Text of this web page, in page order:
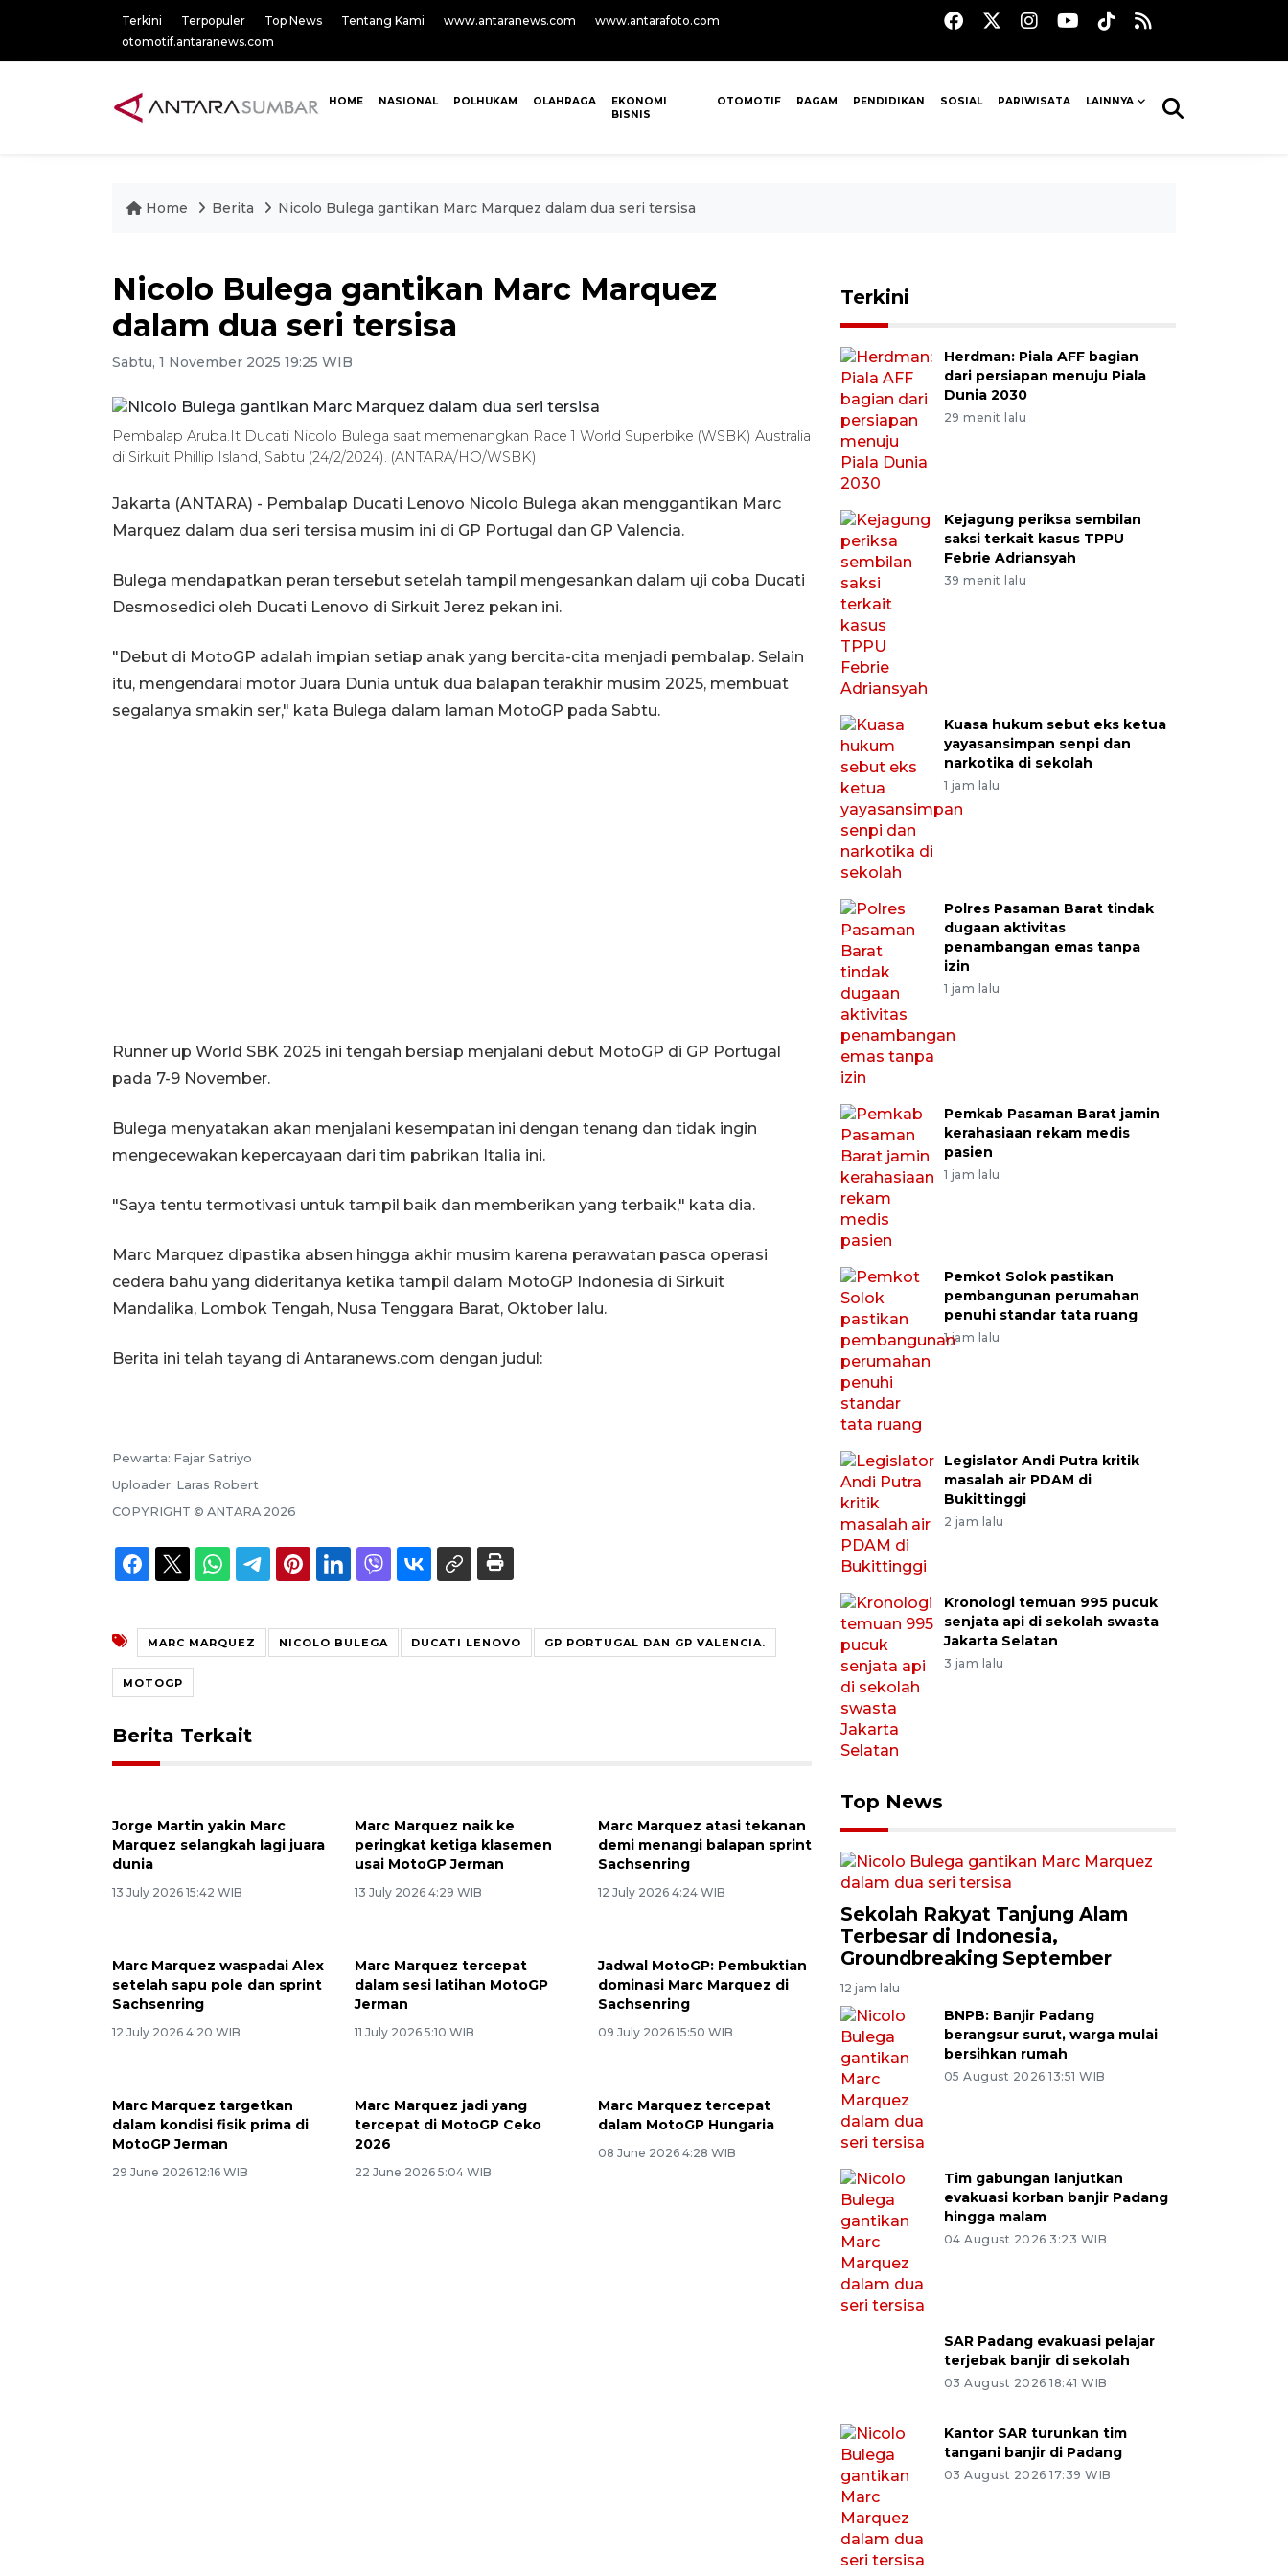
Terkini Terpopuler Top News Tentang Kami www.antaranews.com
www.antarafoto.com
otomotif.antaranews.com
HOME NASIONAL POLHUKAM OLAHRAGA
EKONOMI
BISNIS
OTOMOTIF RAGAM PENDIDIKAN SOSIAL PARIWISATA LAINNYA
Home Berita Nicolo Bulega gantikan Marc Marquez dalam dua seri tersisa
Nicolo Bulega gantikan Marc Marquez
dalam dua seri tersisa
Sabtu, 1 November 2025 19:25 WIB
Pembalap Aruba.It Ducati Nicolo Bulega saat memenangkan Race 1 World Superbike (WSBK) Australia
di Sirkuit Phillip Island, Sabtu (24/2/2024). (ANTARA/HO/WSBK)
Jakarta (ANTARA) - Pembalap Ducati Lenovo Nicolo Bulega akan menggantikan Marc
Marquez dalam dua seri tersisa musim ini di GP Portugal dan GP Valencia.
Bulega mendapatkan peran tersebut setelah tampil mengesankan dalam uji coba Ducati
Desmosedici oleh Ducati Lenovo di Sirkuit Jerez pekan ini.
"Debut di MotoGP adalah impian setiap anak yang bercita-cita menjadi pembalap. Selain
itu, mengendarai motor Juara Dunia untuk dua balapan terakhir musim 2025, membuat
segalanya smakin ser," kata Bulega dalam laman MotoGP pada Sabtu.
Runner up World SBK 2025 ini tengah bersiap menjalani debut MotoGP di GP Portugal
pada 7-9 November.
Bulega menyatakan akan menjalani kesempatan ini dengan tenang dan tidak ingin
mengecewakan kepercayaan dari tim pabrikan Italia ini.
"Saya tentu termotivasi untuk tampil baik dan memberikan yang terbaik," kata dia.
Marc Marquez dipastika absen hingga akhir musim karena perawatan pasca operasi
cedera bahu yang dideritanya ketika tampil dalam MotoGP Indonesia di Sirkuit
Mandalika, Lombok Tengah, Nusa Tenggara Barat, Oktober lalu.
Berita ini telah tayang di Antaranews.com dengan judul:
Pewarta: Fajar Satriyo
Uploader: Laras Robert
COPYRIGHT © ANTARA 2026
MARC MARQUEZ NICOLO BULEGA DUCATI LENOVO GP PORTUGAL DAN GP VALENCIA.
MOTOGP
Berita Terkait
Jorge Martin yakin Marc
Marquez selangkah lagi juara
dunia
13 July 2026 15:42 WIB
Marc Marquez naik ke
peringkat ketiga klasemen
usai MotoGP Jerman
13 July 2026 4:29 WIB
Marc Marquez atasi tekanan
demi menangi balapan sprint
Sachsenring
12 July 2026 4:24 WIB
Marc Marquez waspadai Alex
setelah sapu pole dan sprint
Sachsenring
12 July 2026 4:20 WIB
Marc Marquez tercepat
dalam sesi latihan MotoGP
Jerman
11 July 2026 5:10 WIB
Jadwal MotoGP: Pembuktian
dominasi Marc Marquez di
Sachsenring
09 July 2026 15:50 WIB
Marc Marquez targetkan
dalam kondisi fisik prima di
MotoGP Jerman
29 June 2026 12:16 WIB
Marc Marquez jadi yang
tercepat di MotoGP Ceko
2026
22 June 2026 5:04 WIB
Marc Marquez tercepat
dalam MotoGP Hungaria
08 June 2026 4:28 WIB
Terkini
Herdman: Piala AFF bagian
dari persiapan menuju Piala
Dunia 2030
29 menit lalu
Kejagung periksa sembilan
saksi terkait kasus TPPU
Febrie Adriansyah
39 menit lalu
Kuasa hukum sebut eks ketua
yayasansimpan senpi dan
narkotika di sekolah
1 jam lalu
Polres Pasaman Barat tindak
dugaan aktivitas
penambangan emas tanpa
izin
1 jam lalu
Pemkab Pasaman Barat jamin
kerahasiaan rekam medis
pasien
1 jam lalu
Pemkot Solok pastikan
pembangunan perumahan
penuhi standar tata ruang
1 jam lalu
Legislator Andi Putra kritik
masalah air PDAM di
Bukittinggi
2 jam lalu
Kronologi temuan 995 pucuk
senjata api di sekolah swasta
Jakarta Selatan
3 jam lalu
Top News
Sekolah Rakyat Tanjung Alam
Terbesar di Indonesia,
Groundbreaking September
12 jam lalu
BNPB: Banjir Padang
berangsur surut, warga mulai
bersihkan rumah
05 August 2026 13:51 WIB
Tim gabungan lanjutkan
evakuasi korban banjir Padang
hingga malam
04 August 2026 3:23 WIB
SAR Padang evakuasi pelajar
terjebak banjir di sekolah
03 August 2026 18:41 WIB
Kantor SAR turunkan tim
tangani banjir di Padang
03 August 2026 17:39 WIB